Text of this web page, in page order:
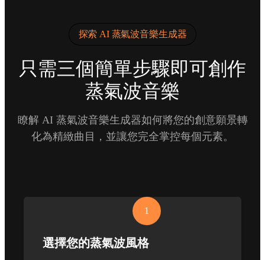
探索 AI 蒸氣波音樂生成器
只需三個簡單步驟即可創作
蒸氣波音樂
瞭解 AI 蒸氣波音樂生成器如何將您的創意願景轉
化為精緻曲目，並讓您完全掌控每個元素。
1
選擇您的蒸氣波風格